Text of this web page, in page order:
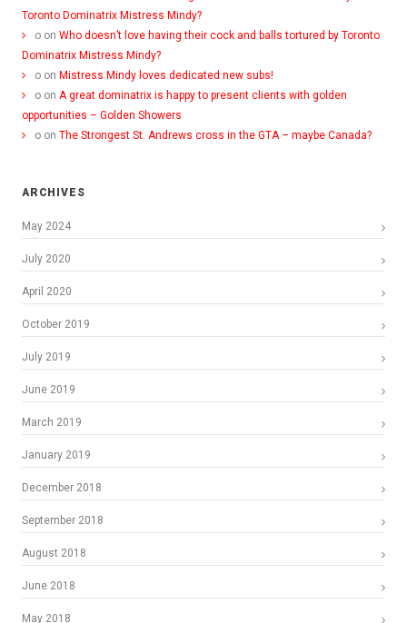
Toronto Dominatrix Mistress Mindy?
o on Who doesn’t love having their cock and balls tortured by Toronto
Dominatrix Mistress Mindy?
o on Mistress Mindy loves dedicated new subs!
o on A great dominatrix is happy to present clients with golden
opportunities – Golden Showers
o on The Strongest St. Andrews cross in the GTA – maybe Canada?
ARCHIVES
May 2024
July 2020
April 2020
October 2019
July 2019
June 2019
March 2019
January 2019
December 2018
September 2018
August 2018
June 2018
May 2018